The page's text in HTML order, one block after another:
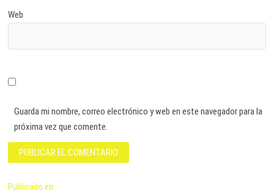
Web
Guarda mi nombre, correo electrónico y web en este navegador para la
próxima vez que comente.
Publicado en